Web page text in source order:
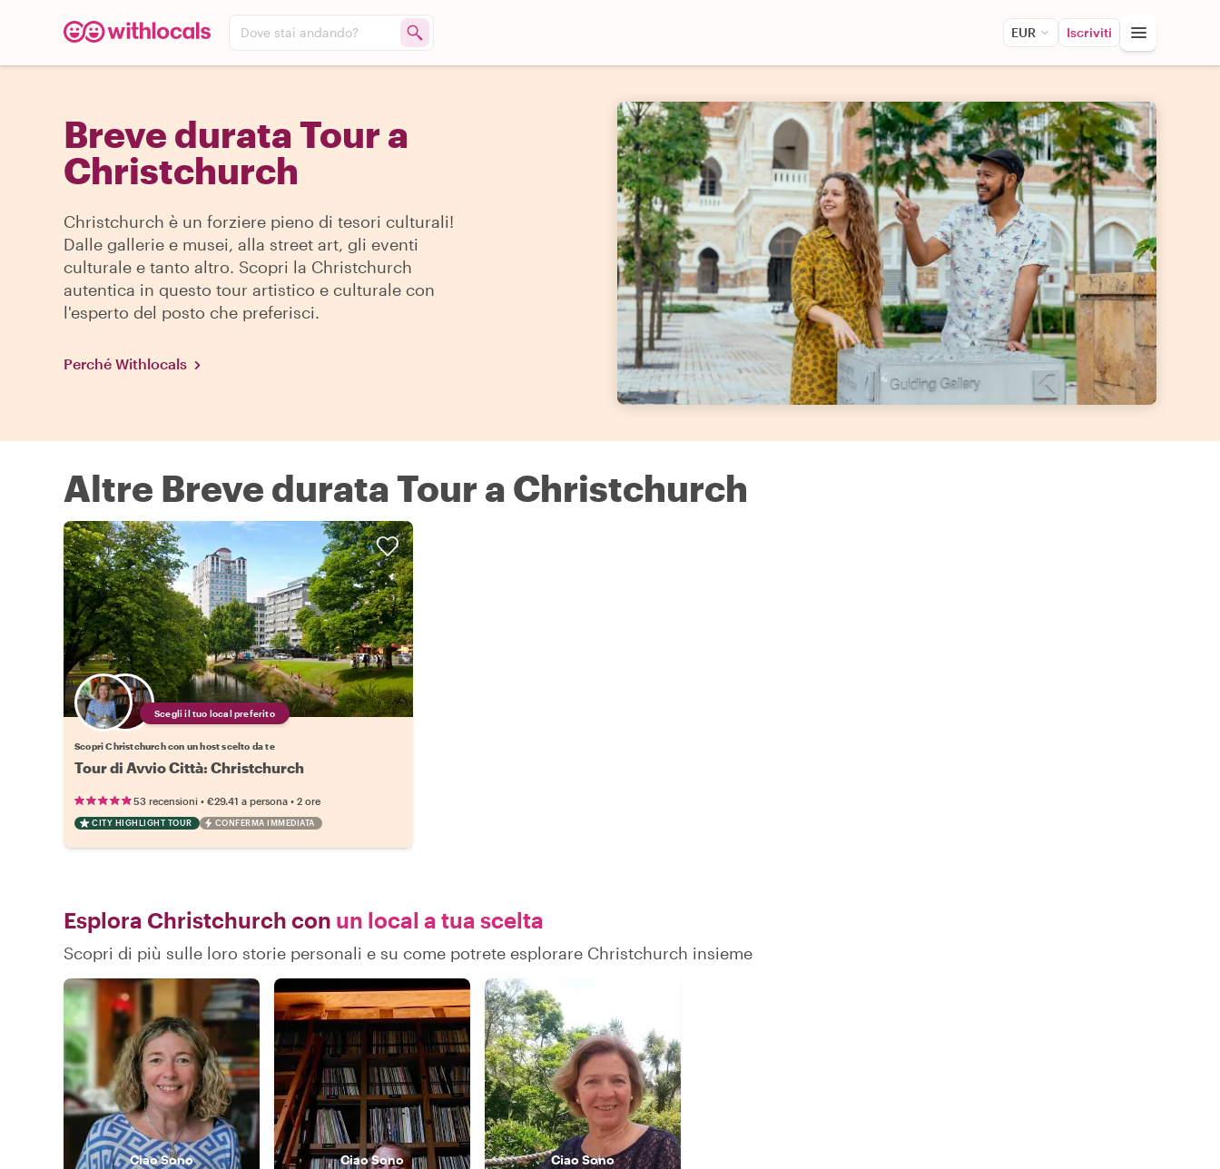
Dove stai andando? EUR Iscriviti
Breve durata Tour a
Christchurch
Christchurch è un forziere pieno di tesori culturali!
Dalle gallerie e musei, alla street art, gli eventi
culturale e tanto altro. Scopri la Christchurch
autentica in questo tour artistico e culturale con
l'esperto del posto che preferisci.
Perché Withlocals
Altre Breve durata Tour a Christchurch
Scegli il tuo local preferito
Scopri Christchurch con un host scelto da te
Tour di Avvio Città: Christchurch
53 recensioni • €29.41 a persona • 2 ore
CITY HIGHLIGHT TOUR CONFERMA IMMEDIATA
Esplora Christchurch con un local a tua scelta
Scopri di più sulle loro storie personali e su come potrete esplorare Christchurch insieme
CiaoSono CiaoSono CiaoSono